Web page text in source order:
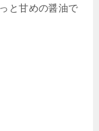
と甘めの醤油で